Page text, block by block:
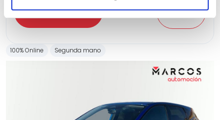
Ver ficha
100% Online Segunda mano